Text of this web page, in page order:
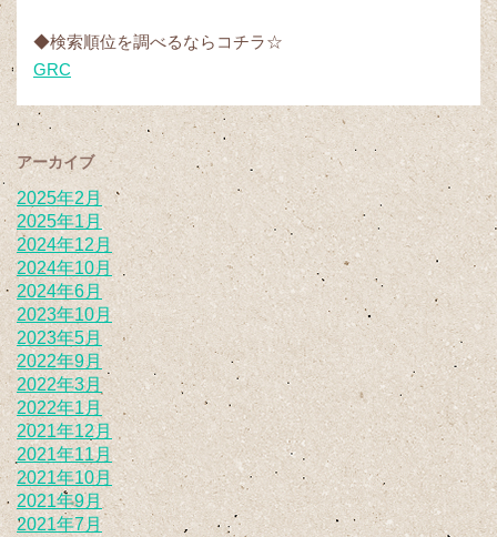
◆検索順位を調べるならコチラ☆
GRC
アーカイブ
2025年2月
2025年1月
2024年12月
2024年10月
2024年6月
2023年10月
2023年5月
2022年9月
2022年3月
2022年1月
2021年12月
2021年11月
2021年10月
2021年9月
2021年7月